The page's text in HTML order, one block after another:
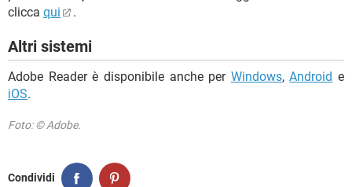
clicca qui .
Altri sistemi
Adobe Reader è disponibile anche per Windows,Android e
iOS.
Foto: © Adobe.
Condividi